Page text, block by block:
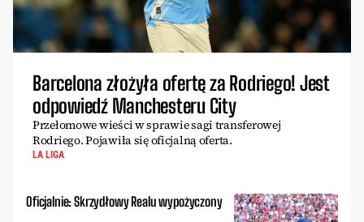
Barcelona złożyła ofertę za Rodriego! Jest
odpowiedź Manchesteru City
Przełomowe wieści w sprawie sagi transferowej
Rodriego. Pojawiła się oficjalną oferta.
LA LIGA
Oficjalnie: Skrzydłowy Realu wypożyczony